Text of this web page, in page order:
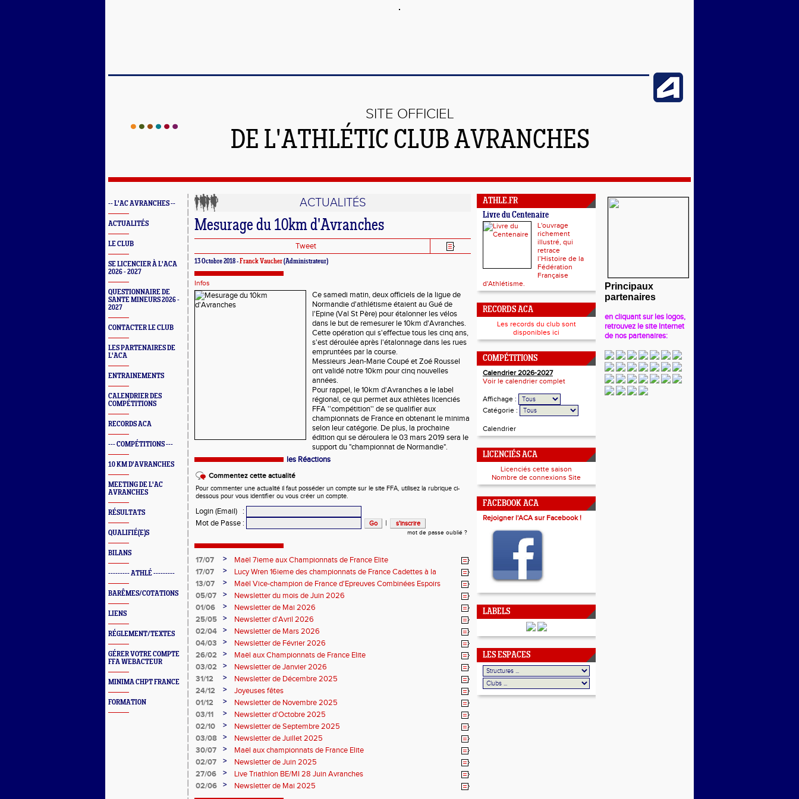
SITE OFFICIEL
DE L'ATHLÉTIC CLUB AVRANCHES
-- L'AC AVRANCHES --
ACTUALITÉS
LE CLUB
SE LICENCIER À L'ACA
2026 - 2027
QUESTIONNAIRE DE
SANTE MINEURS 2026 -
2027
CONTACTER LE CLUB
LES PARTENAIRES DE
L'ACA
ENTRAINEMENTS
CALENDRIER DES
COMPÉTITIONS
RECORDS ACA
--- COMPÉTITIONS ---
10 KM D'AVRANCHES
MEETING DE L'AC
AVRANCHES
RÉSULTATS
QUALIFIÉ(E)S
BILANS
--------- ATHLÉ ---------
BARÊMES/COTATIONS
LIENS
RÉGLEMENT/TEXTES
GÉRER VOTRE COMPTE
FFA WEBACTEUR
MINIMA CHPT FRANCE
FORMATION
ACTUALITÉS
Mesurage du 10km d'Avranches
Tweet
13 Octobre 2018 -Franck Vaucher(Administrateur)
Infos
Ce samedi matin, deux officiels de la ligue de
Normandie d'athlétisme étaient au Gué de
l'Epine (Val St Père) pour étalonner les vélos
dans le but de remesurer le 10km d'Avranches.
Cette opération qui s'effectue tous les cinq ans,
s'est déroulée après l'étalonnage dans les rues
empruntées par la course.
Messieurs Jean-Marie Coupé et Zoé Roussel
ont validé notre 10km pour cinq nouvelles
années.
Pour rappel, le 10km d'Avranches a le label
régional, ce qui permet aux athlètes licenciés
FFA ''compétition'' de se qualifier aux
championnats de France en obtenant le minima
selon leur catégorie. De plus, la prochaine
édition qui se déroulera le 03 mars 2019 sera le
support du "championnat de Normandie".
les Réactions
Commentez cette actualité
Pour commenter une actualité il faut posséder un compte sur le site FFA, utilisez la rubrique ci-
dessous pour vous identifier ou vous créer un compte.
Login (Email)
:
Mot de Passe : |
mot de passe oublié ?
17/07 >
Maël 7ieme aux Championnats de France Elite
17/07
>
Lucy Wren 16ieme des championnats de France Cadettes à la
perche
13/07 >
Maël Vice-champion de France d'Epreuves Combinées Espoirs
05/07
>
Newsletter du mois de Juin 2026
01/06
>
Newsletter de Mai 2026
25/05
>
Newsletter d'Avril 2026
02/04
>
Newsletter de Mars 2026
04/03
>
Newsletter de Février 2026
26/02
>
Maël aux Championnats de France Elite
03/02
>
Newsletter de Janvier 2026
31/12
>
Newsletter de Décembre 2025
24/12
>
Joyeuses fêtes
01/12
>
Newsletter de Novembre 2025
03/11
>
Newsletter d'Octobre 2025
02/10
>
Newsletter de Septembre 2025
03/08
>
Newsletter de Juillet 2025
30/07
>
Maël aux championnats de France Elite
02/07
>
Newsletter de Juin 2025
27/06
>
Live Triathlon BE/MI 28 Juin Avranches
02/06
> Newsletter de Mai 2025
ATHLE.FR
Livre du Centenaire
L'ouvrage
richement
illustré, qui
retrace
l’Histoire de la
Fédération
Française
d'Athlétisme.
RECORDS ACA
Les records du club sont
disponibles ici
COMPÉTITIONS
Calendrier 2026-2027
Voir le calendrier complet
Affichage :
Catégorie :
Calendrier
LICENCIÉS ACA
Licenciés cette saison
Nombre de connexions Site
FACEBOOK ACA
Rejoigner l'ACA sur Facebook !
LABELS
LES ESPACES
Principaux
partenaires
en cliquant sur les logos,
retrouvez le site Internet
de nos partenaires: